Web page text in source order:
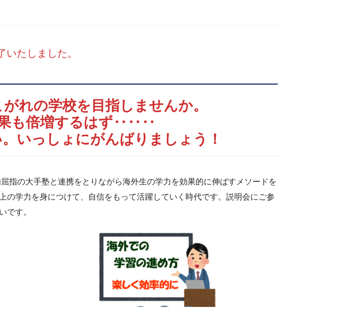
たしました。
れの学校を目指しませんか。
も倍増するはず‥‥‥
いっしょにがんばりましょう！
の大手塾と連携をとりながら海外生の学力を効果的に伸ばすメソードを
学力を身につけて、自信をもって活躍していく時代です。説明会にご参
す。